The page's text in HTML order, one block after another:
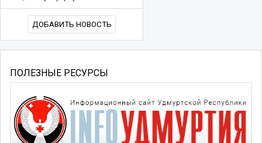
ДОБАВИТЬ НОВОСТЬ
ПОЛЕЗНЫЕ РЕСУРСЫ